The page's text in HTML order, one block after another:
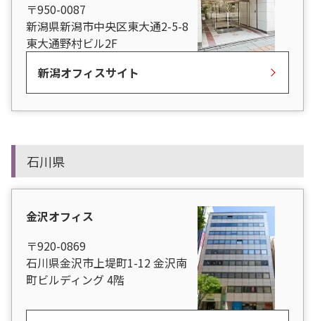
〒950-0087
新潟県新潟市中央区東大通2-5-8
東大通野村ビル2F
新潟オフィスサイト
石川県
金沢オフィス
〒920-0869
石川県金沢市上堤町1-12 金沢南
町ビルディング 4階